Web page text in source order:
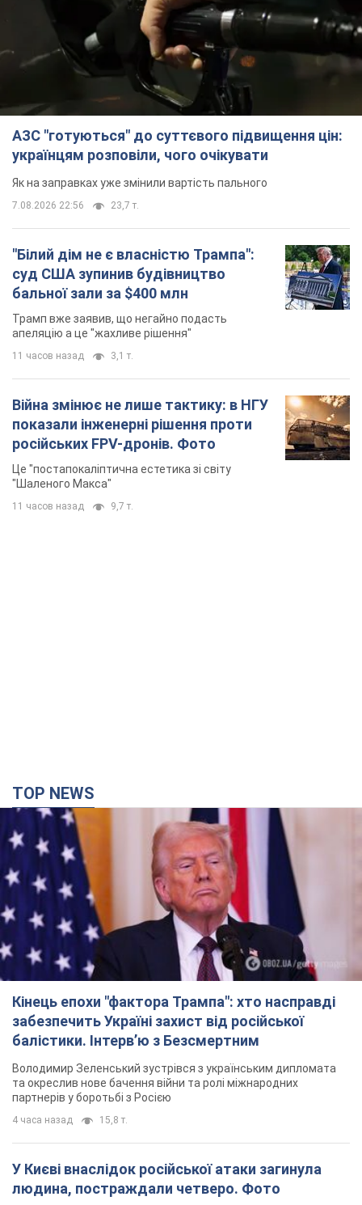
АЗС "готуються" до суттєвого підвищення цін:
українцям розповіли, чого очікувати
Як на заправках уже змінили вартість пального
7.08.2026 22:56 23,7 т.
"Білий дім не є власністю Трампа":
суд США зупинив будівництво
бальної зали за $400 млн
Трамп вже заявив, що негайно подасть
апеляцію а це "жахливе рішення"
11 часов назад 3,1 т.
Війна змінює не лише тактику: в НГУ
показали інженерні рішення проти
російських FPV-дронів. Фото
Це "постапокаліптична естетика зі світу
"Шаленого Макса"
11 часов назад 9,7 т.
TOP NEWS
Кінець епохи "фактора Трампа": хто насправді
забезпечить Україні захист від російської
балістики. Інтерв’ю з Безсмертним
Володимир Зеленський зустрівся з українським дипломата
та окреслив нове бачення війни та ролі міжнародних
партнерів у боротьбі з Росією
4 часа назад 15,8 т.
У Києві внаслідок російської атаки загинула
людина, постраждали четверо. Фото